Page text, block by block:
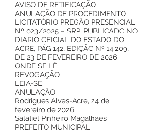
AVISO DE RETIFICAÇÃO
ANULAÇÃO DE PROCEDIMENTO
LICITATÓRIO PREGÃO PRESENCIAL
Nº 023/2025 – SRP. PUBLICADO NO
DIARIO OFICIAL DO ESTADO DO
ACRE, PÁG.142, EDIÇÃO Nº 14.209,
DE 23 DE FEVEREIRO DE 2026.
ONDE SE LÊ:
REVOGAÇÃO
LEIA-SE:
ANULAÇÃO
Rodrigues Alves-Acre, 24 de
fevereiro de 2026
Salatiel Pinheiro Magalhães
PREFEITO MUNICIPAL